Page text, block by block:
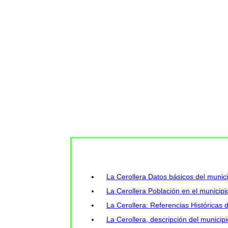
La Cerollera Datos básicos del
La Cerollera Población en el
La Cerollera: Referencias Históricas
La Cerollera, descripción del